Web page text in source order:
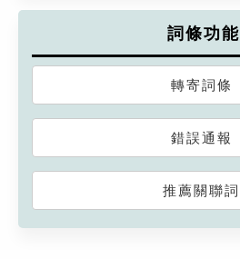
詞條功能
轉寄詞條
錯誤通報
推薦關聯詞